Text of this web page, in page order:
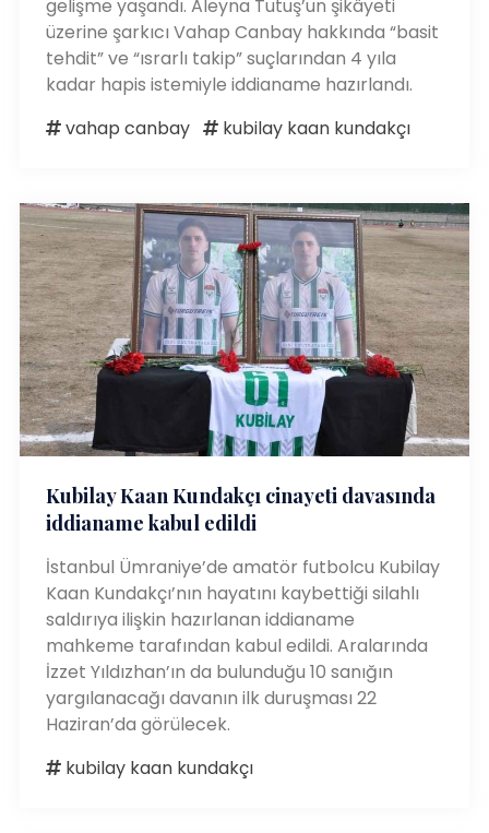
gelişme yaşandı. Aleyna Tutuş’un şikâyeti
üzerine şarkıcı Vahap Canbay hakkında “basit
tehdit” ve “ısrarlı takip” suçlarından 4 yıla
kadar hapis istemiyle iddianame hazırlandı.
vahap canbay
kubilay kaan kundakçı
Kubilay Kaan Kundakçı cinayeti davasında
iddianame kabul edildi
İstanbul Ümraniye’de amatör futbolcu Kubilay
Kaan Kundakçı’nın hayatını kaybettiği silahlı
saldırıya ilişkin hazırlanan iddianame
mahkeme tarafından kabul edildi. Aralarında
İzzet Yıldızhan’ın da bulunduğu 10 sanığın
yargılanacağı davanın ilk duruşması 22
Haziran’da görülecek.
kubilay kaan kundakçı